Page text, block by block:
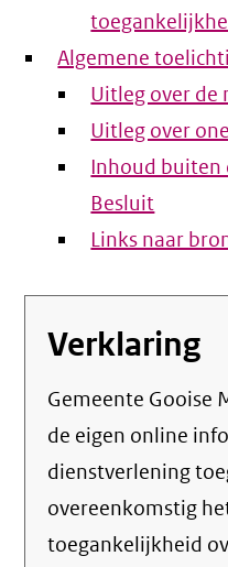
Algemene
Uitleg over de
Uitleg over
Inhoud buiten
Besluit
Links naar
Verklaring
Gemeente Gooise Meren streeft ernaar om
de eigen online
dienstverlening
overeenkomstig
toegankelijkheid